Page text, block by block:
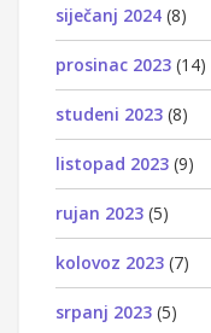
siječanj 2024 (8)
prosinac 2023 (14)
studeni 2023 (8)
listopad 2023 (9)
rujan 2023 (5)
kolovoz 2023 (7)
srpanj 2023 (5)